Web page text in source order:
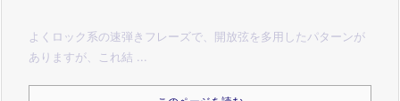
よくロック系の速弾きフレーズで、開放弦を多用したパターンが
ありますが、
これ結 ...